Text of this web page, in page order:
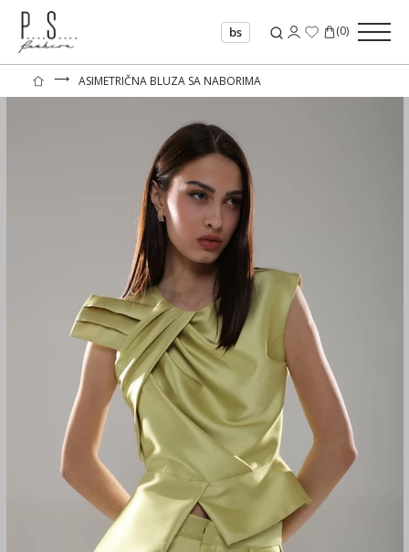
bs (0)
⟶ ASIMETRIČNA BLUZA SA NABORIMA